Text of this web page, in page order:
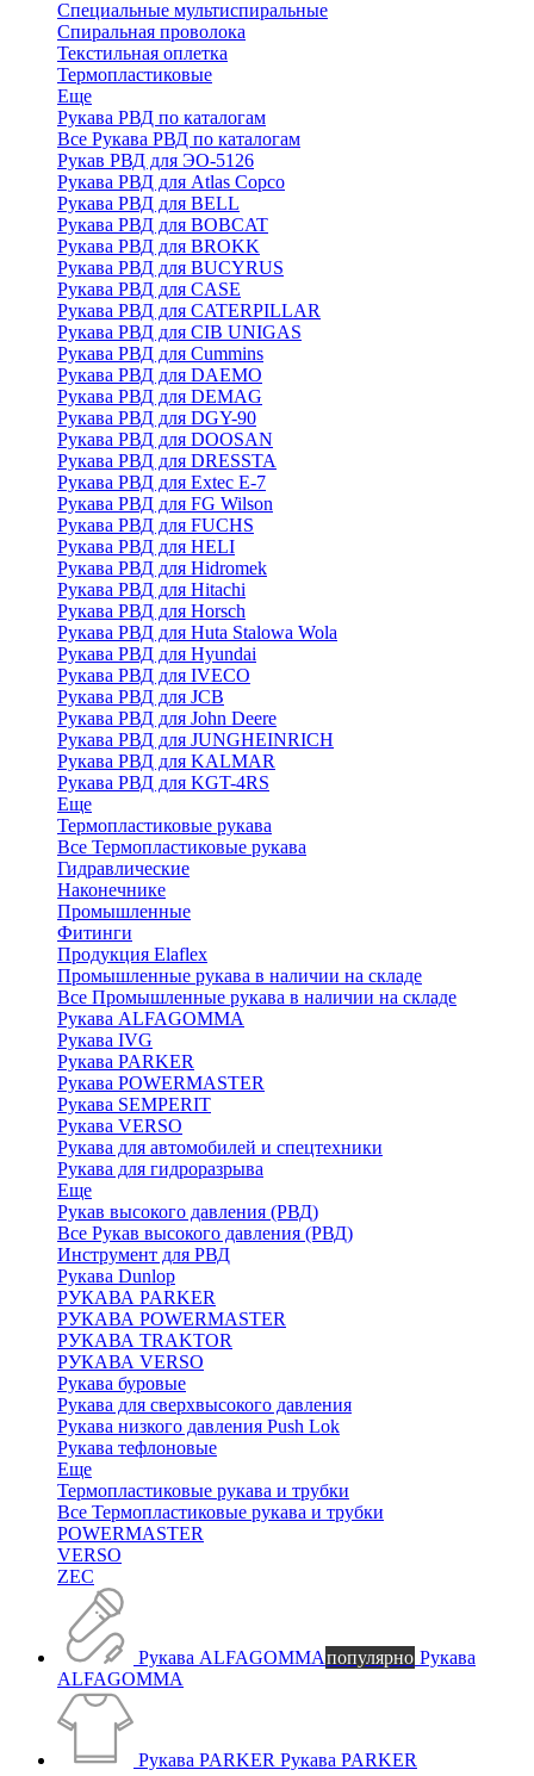
Специальные мультиспиральные
Спиральная проволока
Текстильная оплетка
Термопластиковые
Еще
Рукава РВД по каталогам
Все Рукава РВД по каталогам
Рукав РВД для ЭО-5126
Рукава РВД для Atlas Copco
Рукава РВД для BELL
Рукава РВД для BOBCAT
Рукава РВД для BROKK
Рукава РВД для BUCYRUS
Рукава РВД для CASE
Рукава РВД для CATERPILLAR
Рукава РВД для CIB UNIGAS
Рукава РВД для Cummins
Рукава РВД для DAEMO
Рукава РВД для DEMAG
Рукава РВД для DGY-90
Рукава РВД для DOOSAN
Рукава РВД для DRESSTA
Рукава РВД для Extec E-7
Рукава РВД для FG Wilson
Рукава РВД для FUCHS
Рукава РВД для HELI
Рукава РВД для Hidromek
Рукава РВД для Hitachi
Рукава РВД для Horsch
Рукава РВД для Huta Stalowa Wola
Рукава РВД для Hyundai
Рукава РВД для IVECO
Рукава РВД для JCB
Рукава РВД для John Deere
Рукава РВД для JUNGHEINRICH
Рукава РВД для KALMAR
Рукава РВД для KGT-4RS
Еще
Термопластиковые рукава
Все Термопластиковые рукава
Гидравлические
Наконечнике
Промышленные
Фитинги
Продукция Elaflex
Промышленные рукава в наличии на складе
Все Промышленные рукава в наличии на складе
Рукава ALFAGOMMA
Рукава IVG
Рукава PARKER
Рукава POWERMASTER
Рукава SEMPERIT
Рукава VERSO
Рукава для автомобилей и спецтехники
Рукава для гидроразрыва
Еще
Рукав высокого давления (РВД)
Все Рукав высокого давления (РВД)
Инструмент для РВД
Рукава Dunlop
РУКАВА PARKER
РУКАВА POWERMASTER
РУКАВА TRAKTOR
РУКАВА VERSO
Рукава буровые
Рукава для сверхвысокого давления
Рукава низкого давления Push Lok
Рукава тефлоновые
Еще
Термопластиковые рукава и трубки
Все Термопластиковые рукава и трубки
POWERMASTER
VERSO
ZEC
Рукава ALFAGOMMAпопулярно Рукава
ALFAGOMMA
Рукава PARKER Рукава PARKER